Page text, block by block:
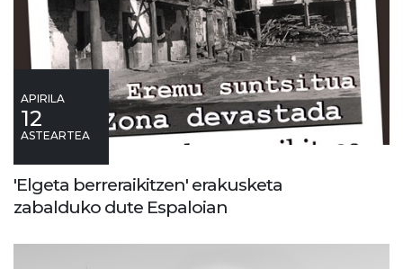
APIRILA
12
ASTEARTEA
'Elgeta berreraikitzen' erakusketa
zabalduko dute Espaloian